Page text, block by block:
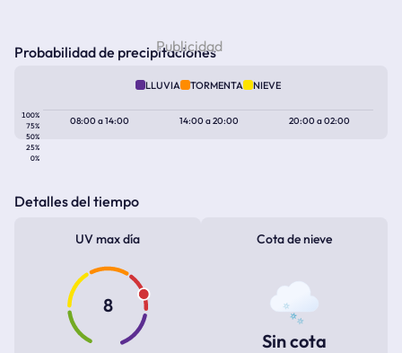
Probabilidad de precipitaciones
LLUVIA TORMENTA NIEVE
100%
75%
50%
25%
0%
08:00a14:00 14:00a20:00 20:00a02:00
Detalles del tiempo
UV max día
8
Cota de nieve
Sin cota